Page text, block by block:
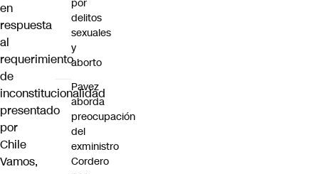
en
respuesta
al
requerimiento
de
inconstitucionalidad
presentado
por
Chile
Vamos,
por
delitos
sexuales
y
aborto
Pavez
aborda
preocupación
del
exministro
Cordero